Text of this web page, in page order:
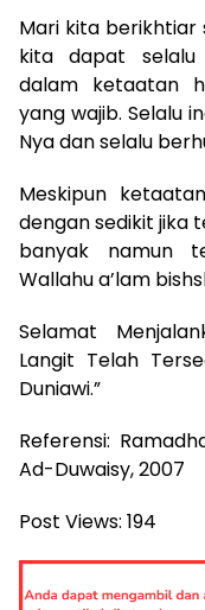
Mari kita
kita dapat selalu
dalam ketaatan
yang wajib. Selalu
Nya dan selalu
Meskipun
dengan sedikit jika
banyak namun
Wallahu a’lam
Selamat
Langit Telah
Duniawi.”
Referensi:
Ad-Duwaisy, 2007
Post Views: 194